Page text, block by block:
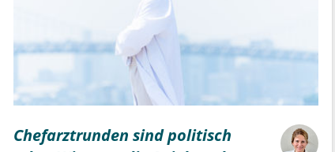
Chefarztrunden sind politisch